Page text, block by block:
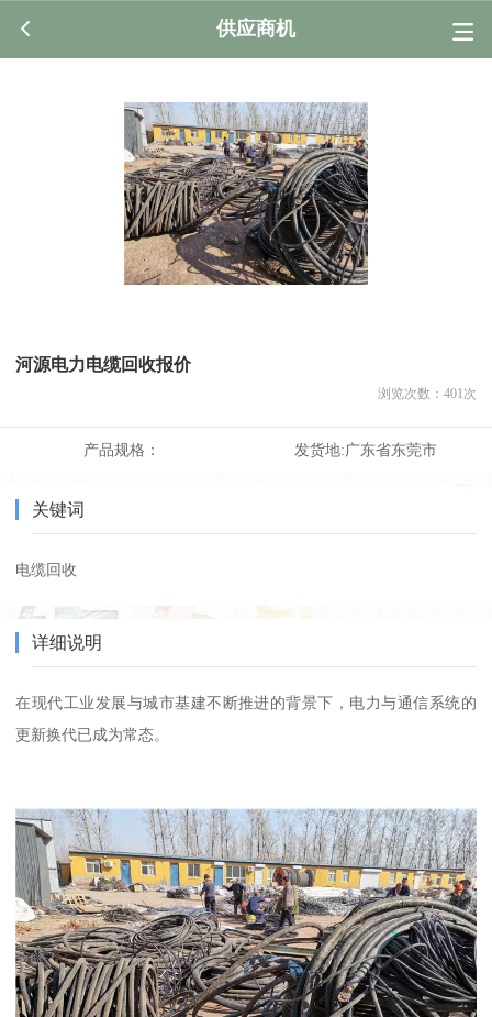
供应商机
河源电力电缆回收报价
浏览次数： 401 次
产品规格： 发货地:广东省东莞市
关键词
电缆回收
详细说明
在现代工业发展与城市基建不断推进的背景下，电力与通信系统的
更新换代已成为常态。